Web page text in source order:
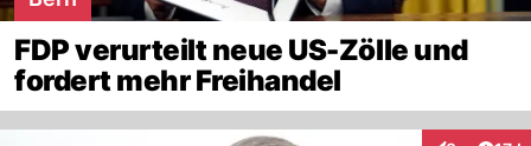
FDP verurteilt neue US-Zölle und
fordert mehr Freihandel